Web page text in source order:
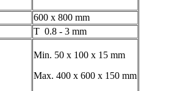
600 x 800 mm
T 0.8 - 3 mm
Min. 50 x 100 x 15 mm
Max. 400 x 600 x 150 mm